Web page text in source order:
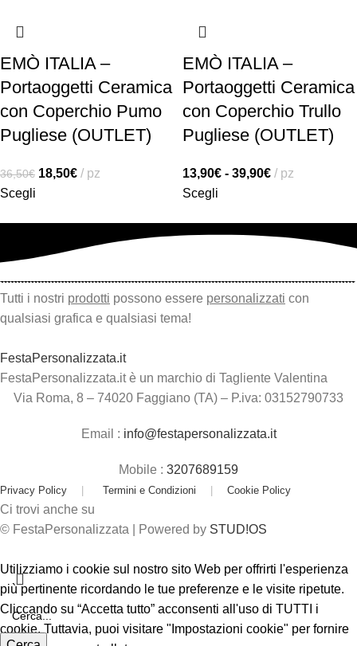
EMÒ ITALIA –
Portaoggetti Ceramica
con Coperchio Pumo
Pugliese (OUTLET)
36,50€ 18,50€
pz
Scegli
EMÒ ITALIA –
Portaoggetti Ceramica
con Coperchio Trullo
Pugliese (OUTLET)
13,90€ - 39,90€
pz
Scegli
Tutti i nostri prodotti possono essere personalizzati con
qualsiasi grafica e qualsiasi tema!
FestaPersonalizzata.it
FestaPersonalizzata.it è un marchio di Tagliente Valentina
Via Roma, 8 – 74020 Faggiano (TA) – P.iva: 03152790733
Email : info@festapersonalizzata.it
Mobile : 3207689159
Privacy Policy | Termini e Condizioni | Cookie Policy
Ci trovi anche su
© FestaPersonalizzata | Powered by STUD!OS
Utilizziamo i cookie sul nostro sito Web per offrirti l'esperienza
più pertinente ricordando le tue preferenze e le visite ripetute.
Cliccando su “Accetta tutto” acconsenti all'uso di TUTTI i
cookie. Tuttavia, puoi visitare "Impostazioni cookie" per fornire